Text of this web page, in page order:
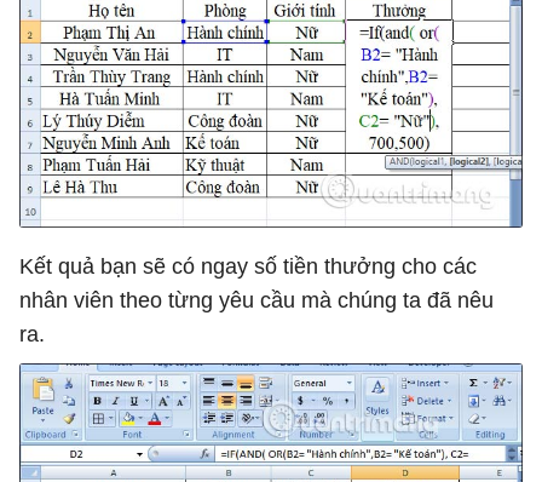
Kết quả bạn sẽ có ngay số tiền thưởng cho các
nhân viên theo từng yêu cầu mà chúng ta đã nêu
ra.